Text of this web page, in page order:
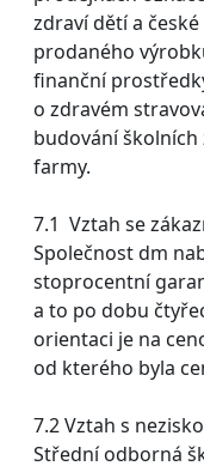
zdraví dětí a
prodaného
finanční
o zdravém
budování
farmy.
7.1 Vztah se
Společnost dm
stoprocentní
a to po dobu
orientaci je na
od kterého byla
7.2 Vztah s
Střední odborná